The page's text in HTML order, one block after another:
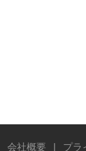
会社概要 プラ